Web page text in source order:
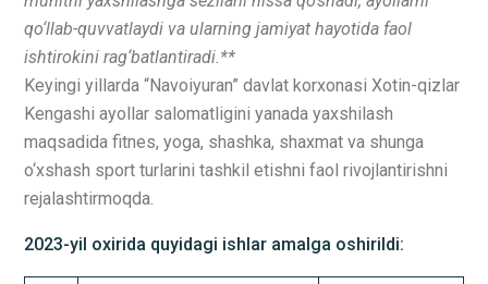
qo‘llab-quvvatlaydi va ularning jamiyat hayotida faol
ishtirokini rag‘batlantiradi.**
Keyingi yillarda “Navoiyuran” davlat korxonasi Xotin-qizlar
Kengashi ayollar salomatligini yanada yaxshilash
maqsadida fitnes, yoga, shashka, shaxmat va shunga
o‘xshash sport turlarini tashkil etishni faol rivojlantirishni
rejalashtirmoqda.
2023-yil oxirida quyidagi ishlar amalga oshirildi: